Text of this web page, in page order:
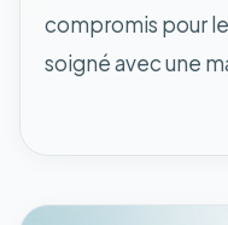
compromis pour
soigné avec une